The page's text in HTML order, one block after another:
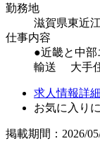
勤務地
滋賀県東近
仕事内容
●近畿と中
輸送 大手住
求人情報詳
お気に入り
掲載期間：2026/